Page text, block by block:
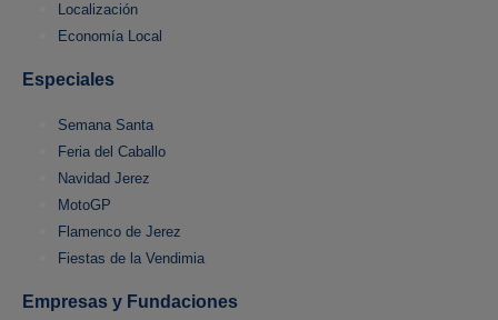
Localización
Economía Local
Especiales
Semana Santa
Feria del Caballo
Navidad Jerez
MotoGP
Flamenco de Jerez
Fiestas de la Vendimia
Empresas y Fundaciones